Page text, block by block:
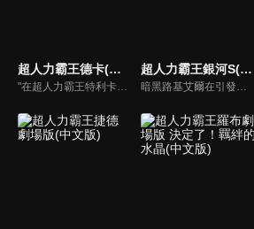
超人力霸王德卡(中文版)
"在超人力霸王特利卡擊敗闇之巨人十年後，昔日的怪獸災害已消滅，地球似乎恢復了和平。人類的目光進一步轉向宇宙，而怪獸災害的對策規模開始縮小。就在這時，突然飛來的神秘宇宙浮遊物體「索菲亞」開始襲擊地球，人類與宇宙的聯繫被斷絕，成為了「孤島般的星球」…"
超人力霸王銀河S(中文版)
暗黑路基艾爾在引發的暗黑火花戰爭中，用擁有讓所有生物陷入時間停歇的暗黑波動將所有的超人力霸王，怪獸和宇宙人變成人偶，後在突然出現的超人力霸王銀河導致兩敗俱傷，雙方因能力用盡而進入沉睡狀態。人偶變成流星降落到地球上，從外國回來的禮堂光命運般的被選中為超人力霸王銀河的繼承者。